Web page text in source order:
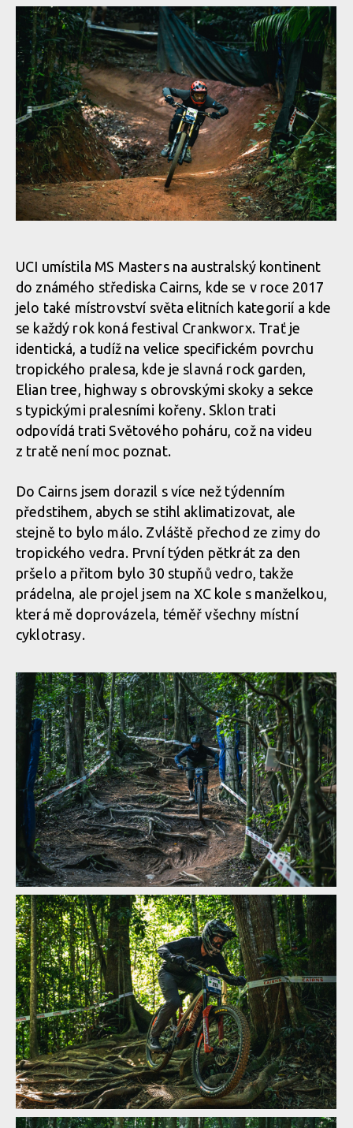
MIlan Suchomel třetí na Mistrovství světa Masters v Cairns
MIlan Suchomel třetí na Mistrovství světa Masters v Cairns
MIlan Suchomel třetí na Mistrovství světa Masters v Cairns
MIlan Suchomel třetí na Mistrovství světa Masters v Cairns
MIlan Suchomel třetí na Mistrovství světa Masters v Cairns
MIlan Suchomel třetí na Mistrovství světa Masters v Cairns
MIlan Suchomel třetí na Mistrovství světa Masters v Cairns
MIlan Suchomel třetí na Mistrovství světa Masters v Cairns
MIlan Suchomel třetí na Mistrovství světa Masters v Cairns
MIlan Suchomel třetí na Mistrovství světa Masters v Cairns
MIlan Suchomel třetí na Mistrovství světa Masters v Cairns
MIlan Suchomel třetí na Mistrovství světa Masters v Cairns
UCI umístila MS Masters na australský kontinent
do známého střediska Cairns, kde se v roce 2017
jelo také místrovství světa elitních kategorií a kde
se každý rok koná festival Crankworx. Trať je
identická, a tudíž na velice specifickém povrchu
tropického pralesa, kde je slavná rock garden,
Elian tree, highway s obrovskými skoky a sekce
s typickými pralesními kořeny. Sklon trati
odpovídá trati Světového poháru, což na videu
z tratě není moc poznat.
Do Cairns jsem dorazil s více než týdenním
předstihem, abych se stihl aklimatizovat, ale
stejně to bylo málo. Zvláště přechod ze zimy do
tropického vedra. První týden pětkrát za den
pršelo a přitom bylo 30 stupňů vedro, takže
prádelna, ale projel jsem na XC kole s manželkou,
která mě doprovázela, téměř všechny místní
cyklotrasy.
MIlan Suchomel třetí na Mistrovství světa Masters v Cairns
MIlan Suchomel třetí na Mistrovství světa Masters v Cairns
MIlan Suchomel třetí na Mistrovství světa Masters v Cairns
MIlan Suchomel třetí na Mistrovství světa Masters v Cairns
MIlan Suchomel třetí na Mistrovství světa Masters v Cairns